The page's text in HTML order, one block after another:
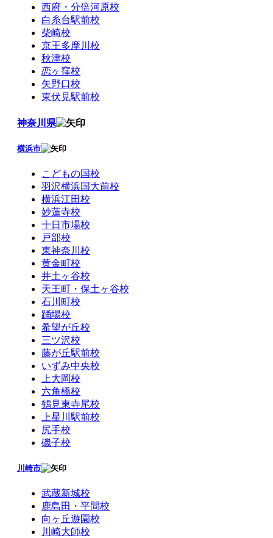
西府・分倍河原校
白糸台駅前校
柴崎校
京王多摩川校
秋津校
恋ヶ窪校
矢野口校
東伏見駅前校
神奈川県
横浜市
こどもの国校
羽沢横浜国大前校
横浜江田校
妙蓮寺校
十日市場校
戸部校
東神奈川校
黄金町校
井土ヶ谷校
天王町・保土ヶ谷校
石川町校
踊場校
希望が丘校
三ツ沢校
藤が丘駅前校
いずみ中央校
上大岡校
六角橋校
鶴見東寺尾校
上星川駅前校
尻手校
磯子校
川崎市
武蔵新城校
鹿島田・平間校
向ヶ丘遊園校
川崎大師校